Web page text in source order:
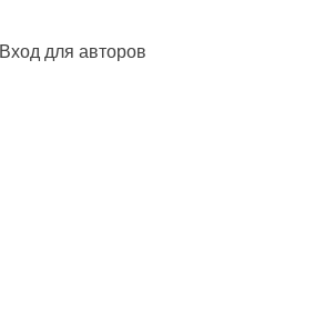
Вход для авторов